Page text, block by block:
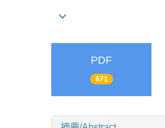
PDF
671